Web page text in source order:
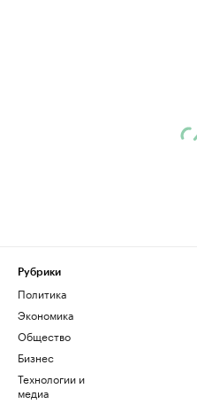
Рубрики
Политика
Экономика
Общество
Бизнес
Технологии и
медиа